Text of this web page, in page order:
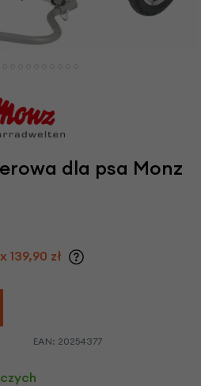
dla psa Monz
139,90 zł
EAN: 20254377